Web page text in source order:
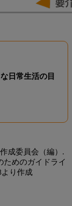
日常生活の目
成委員会（編）.
ためのガイドライ
より作成